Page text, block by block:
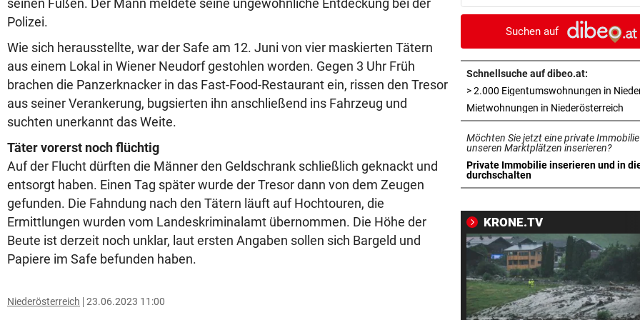
seinen Füßen. Der Mann meldete seine ungewöhnliche Entdeckung bei der
Polizei.
Wie sich herausstellte, war der Safe am 12. Juni von vier maskierten Tätern
aus einem Lokal in Wiener Neudorf gestohlen worden. Gegen 3 Uhr Früh
brachen die Panzerknacker in das Fast-Food-Restaurant ein, rissen den Tresor
aus seiner Verankerung, bugsierten ihn anschließend ins Fahrzeug und
suchten unerkannt das Weite.
Täter vorerst noch flüchtig
Auf der Flucht dürften die Männer den Geldschrank schließlich geknackt und
entsorgt haben. Einen Tag später wurde der Tresor dann von dem Zeugen
gefunden. Die Fahndung nach den Tätern läuft auf Hochtouren, die
Ermittlungen wurden vom Landeskriminalamt übernommen. Die Höhe der
Beute ist derzeit noch unklar, laut ersten Angaben sollen sich Bargeld und
Papiere im Safe befunden haben.
Niederösterreich 23.06.2023 11:00
erfolgreich verlaufen!
VOR FOOTBALL-MATCH vor 36
Wikinger entern Museum:
hat Spaß gemacht!“
31 GRAD IN ITALIEN vor 37
Mittelmeer erreicht immer
neue Höchstwerte
RADSPORT vor
Gall behauptet Burgos-
BEI POLEN-CHALLENGER vor
Nervenstarker Schwärzler
ins Halbfinale ein
ZANK WÄHREND FERIEN vor
Suchen auf
Schnellsuche auf dibeo.at:
Mietwohnungen in Niederösterreich
Möchten Sie jetzt eine private
unseren Marktplätzen inserieren?
Private Immobilie inserieren und in
durchschalten
in neuem Tab öffnen
KRONE.TV